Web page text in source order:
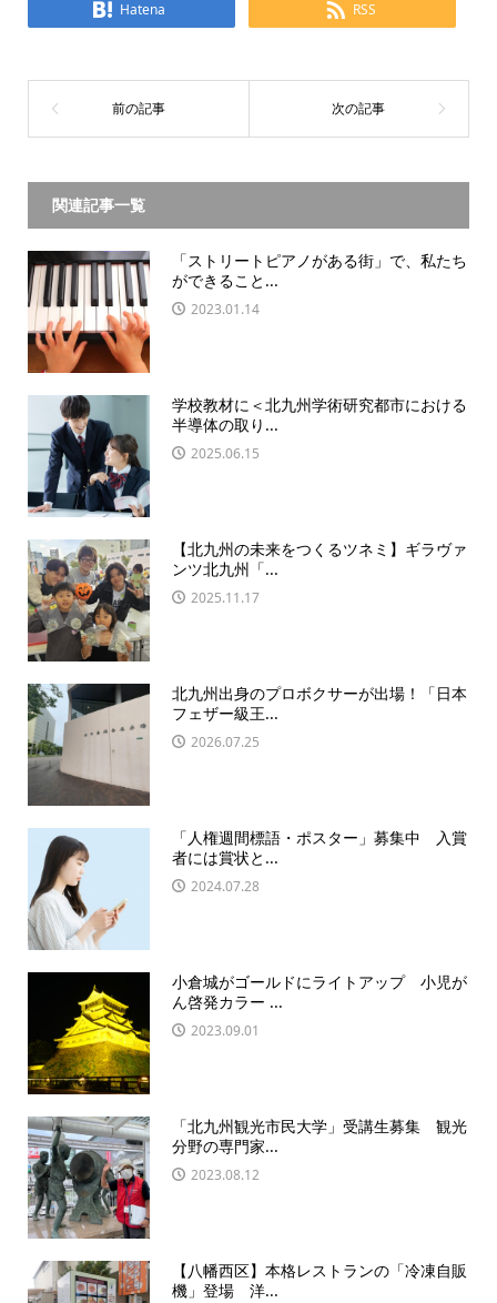
Hatena RSS
関連記事一覧
「ストリートピアノがある街」で、私たち
ができること...
2023.01.14
学校教材に＜北九州学術研究都市における
半導体の取り...
2025.06.15
【北九州の未来をつくるツネミ】ギラヴァ
ンツ北九州「...
2025.11.17
北九州出身のプロボクサーが出場！「日本
フェザー級王...
2026.07.25
「人権週間標語・ポスター」募集中 入賞
者には賞状と...
2024.07.28
小倉城がゴールドにライトアップ 小児が
ん啓発カラー ...
2023.09.01
「北九州観光市民大学」受講生募集 観光
分野の専門家...
2023.08.12
【八幡西区】本格レストランの「冷凍自販
機」登場 洋...